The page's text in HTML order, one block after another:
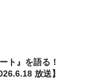
ト』を語る！
放送】